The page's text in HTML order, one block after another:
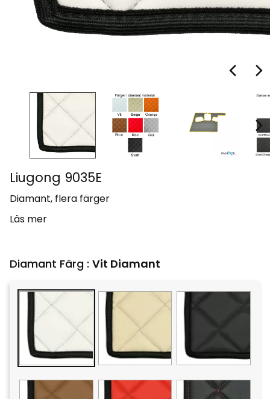
Liugong 9035E
Diamant, flera färger
Läs mer
Diamant Färg : Vit Diamant